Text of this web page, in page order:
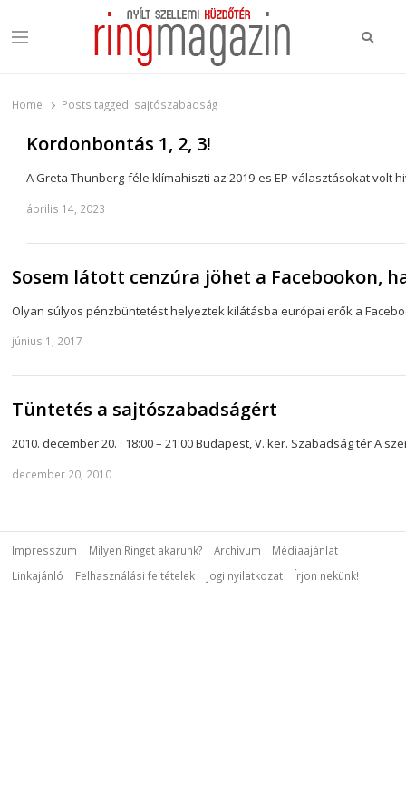
Menu
Home Posts tagged: sajtószabadság
Kordonbontás 1, 2, 3!
A Greta Thunberg-féle klímahiszti az 2019-es EP-választásokat
április 14, 2023
Sosem látott cenzúra jöhet a Facebookon,
Olyan súlyos pénzbüntetést helyeztek kilátásba európai erők a
június 1, 2017
Tüntetés a sajtószabadságért
2010. december 20. · 18:00 – 21:00 Budapest, V. ker. Szabadság tér
december 20, 2010
Impresszum Milyen Ringet akarunk? Archívum
Médiaajánlat
Linkajánló
Felhasználási feltételek Jogi nyilatkozat Írjon nekünk!